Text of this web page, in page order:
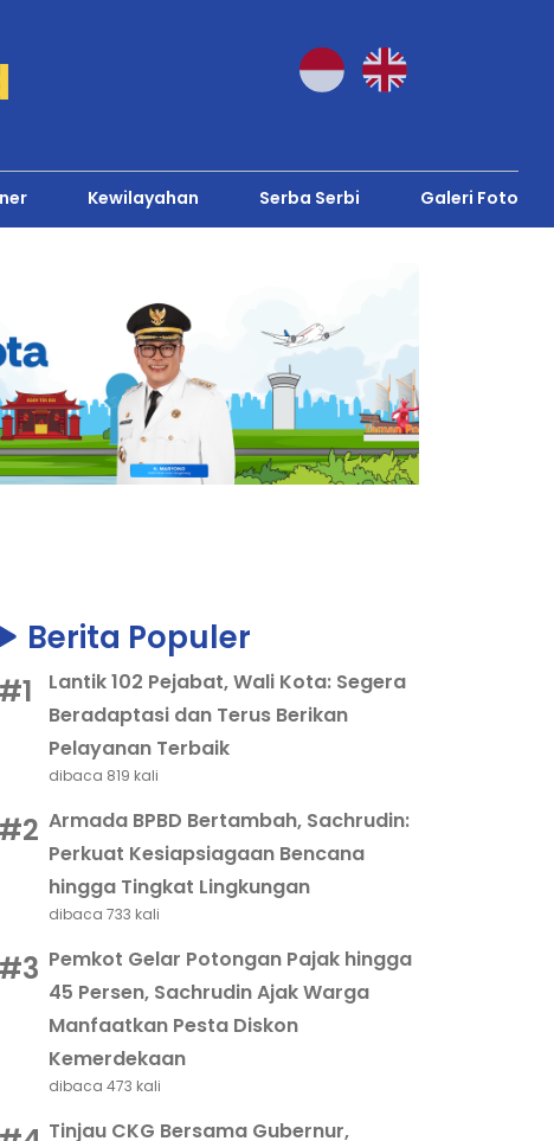
Kewilayahan Serba Serbi Galeri Foto
Berita Populer
#1
Lantik 102 Pejabat, Wali Kota: Segera
Beradaptasi dan Terus Berikan
Pelayanan Terbaik
dibaca 819 kali
#2 Armada BPBD Bertambah, Sachrudin:
Perkuat Kesiapsiagaan Bencana
hingga Tingkat Lingkungan
dibaca 733 kali
#3 Pemkot Gelar Potongan Pajak hingga
45 Persen, Sachrudin Ajak Warga
Manfaatkan Pesta Diskon
Kemerdekaan
dibaca 473 kali
Tinjau CKG Bersama Gubernur,